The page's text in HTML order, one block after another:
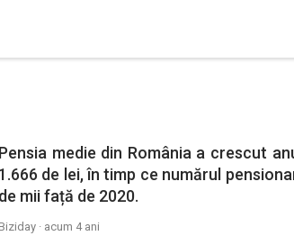
Pensia medie din România a crescut
1.666 de lei, în timp ce numărul
de mii față de 2020.
Biziday · acum 4 ani